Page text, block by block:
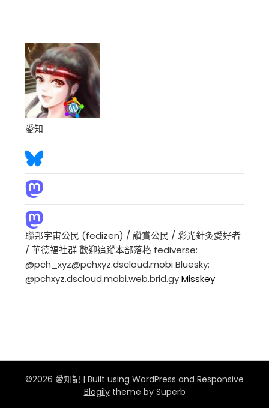
愛知
聯邦宇宙公民 (fedizen) / 讚賞公民 / 彩光針灸愛好者
/ 華德福社群 歡迎追蹤本部落格 fediverse:
@pch_xyz@pchxyz.dscloud.mobi Bluesky:
@pchxyz.dscloud.mobi.web.brid.gyMisskey
©2026 愛知記 | Built using WordPress and Responsive
Blogilytheme by Superb